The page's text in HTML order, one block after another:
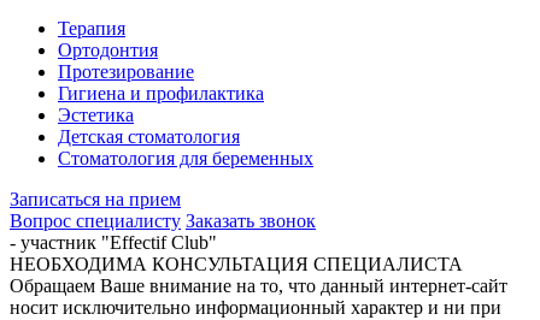
Терапия
Ортодонтия
Протезирование
Гигиена и профилактика
Эстетика
Детская стоматология
Стоматология для беременных
Записаться на прием
Вопрос специалисту Заказать звонок
- участник "Effectif Club"
НЕОБХОДИМА КОНСУЛЬТАЦИЯ СПЕЦИАЛИСТА
Обращаем Ваше внимание на то, что данный интернет-сайт
носит исключительно информационный характер и ни при